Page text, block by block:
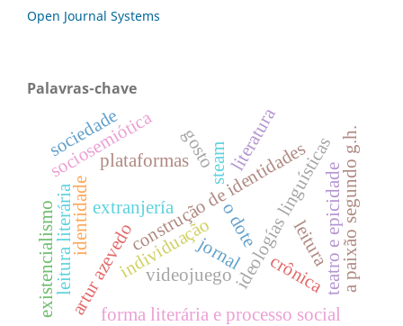
Open Journal Systems
Palavras-chave
construção de identidades
extranjería ideologías linguísticas
o dote
artur azevedoforma literária e processo social
teatro e epicidade
plataformas
videojuego
steam
sociosemiótica literatura a paixão segundo g.h.
individuação
leitura literária
gosto
crônica
leitura
jornal
sociedade
identidade
existencialismo